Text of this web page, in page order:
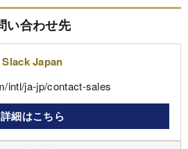
い合わせ先
Slack Japan
intl/ja-jp/contact-sales
詳細はこちら